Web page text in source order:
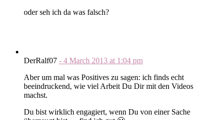
oder seh ich da was falsch?
DerRalf07 - 4 March 2013 at 1:04 pm
Aber um mal was Positives zu sagen: ich finds echt
beeindruckend, wie viel Arbeit Du Dir mit den Videos
machst.
Du bist wirklich engagiert, wenn Du von einer Sache